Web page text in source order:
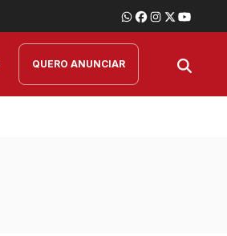
QUERO ANUNCIAR